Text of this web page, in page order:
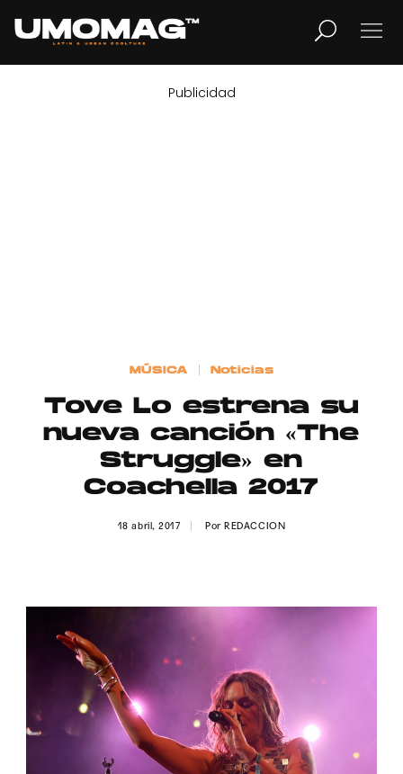
LIFESTYLE
Contacto
Aviso Legal
Publicidad
MÚSICA Noticias
Tove Lo estrena su
nueva canción «The
Struggle» en
Coachella 2017
18 abril, 2017 PorREDACCION